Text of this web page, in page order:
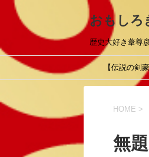
おもしろ
歴史大好き葦尊
【伝説の剣豪
HOME >
無題